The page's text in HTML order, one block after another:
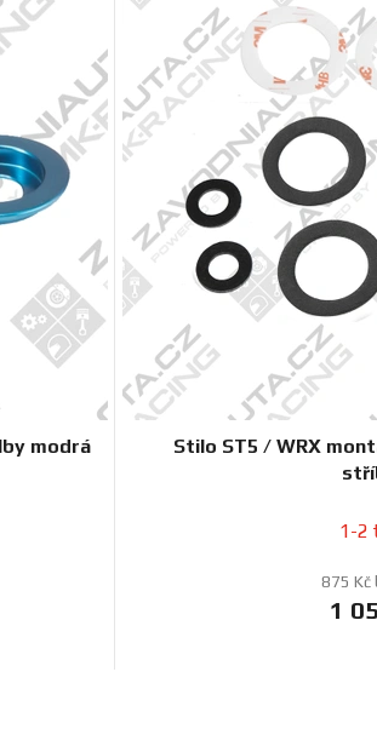
modrá
Stilo ST5 / WRX
1-2
875 Kč
1